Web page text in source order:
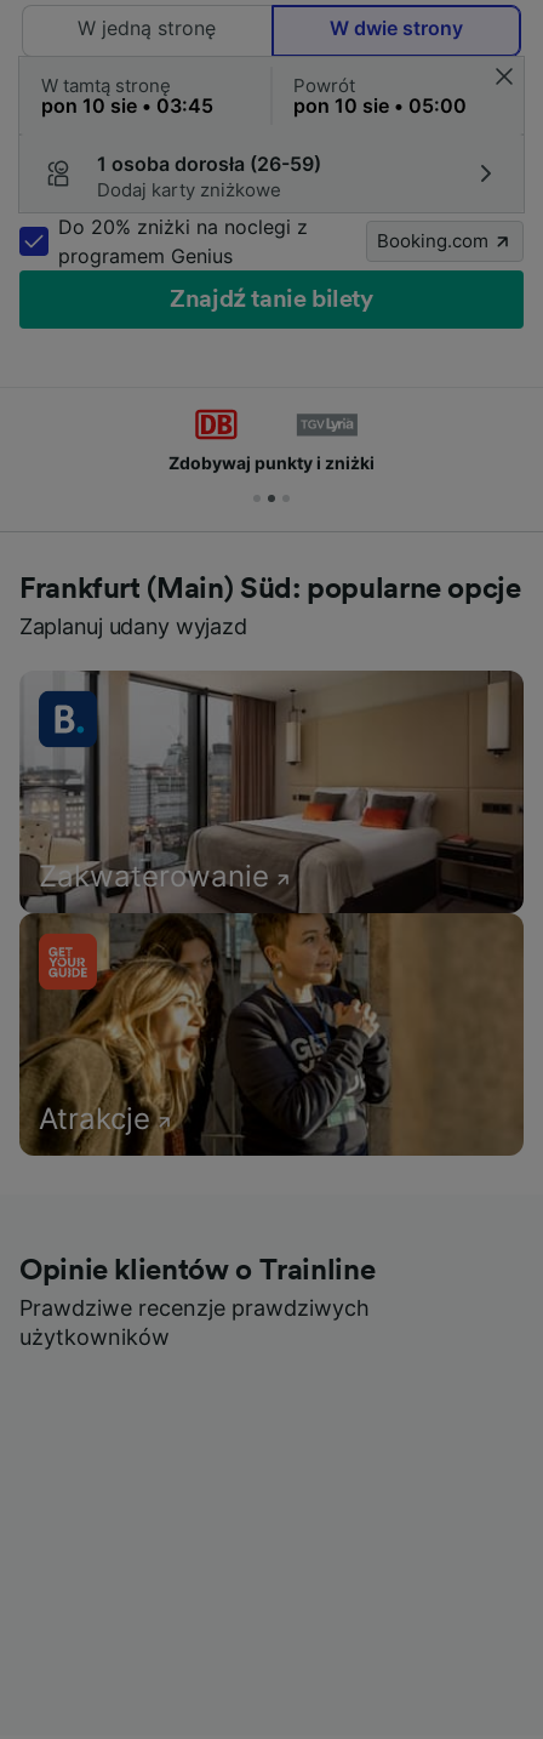
W jedną stronę
W dwie strony
W tamtą stronę Powrót
1 osoba dorosła (26-59)
Dodaj karty zniżkowe
Do 20% zniżki na noclegi z
programem Genius
Booking.com
Znajdź tanie bilety
Zdobywaj punkty i zniżki
Frankfurt (Main) Süd: popularne opcje
Zaplanuj udany wyjazd
Zakwaterowanie
Atrakcje
Opinie klientów o Trainline
Prawdziwe recenzje prawdziwych
użytkowników